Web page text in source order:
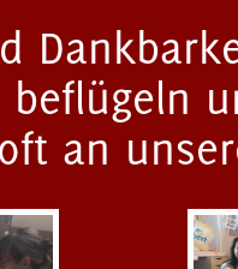
beflügeln
an